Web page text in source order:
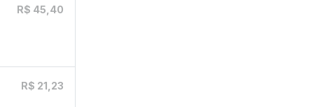
R$ 45,40
R$ 21,23